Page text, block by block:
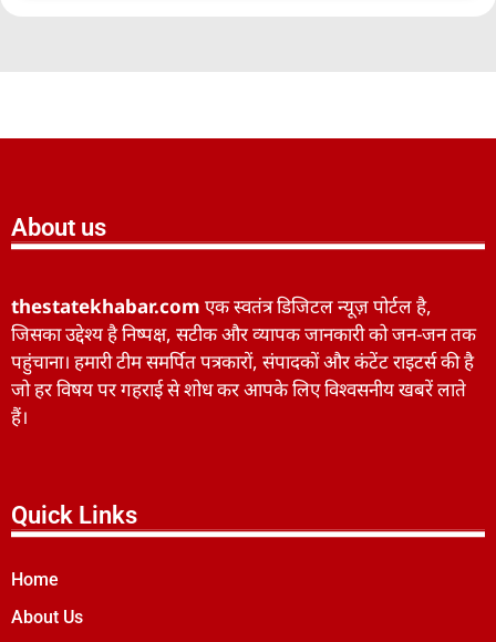
About us
thestatekhabar.com एक स्वतंत्र डिजिटल न्यूज़ पोर्टल है,
जिसका उद्देश्य है निष्पक्ष, सटीक और व्यापक जानकारी को जन-जन तक
पहुंचाना। हमारी टीम समर्पित पत्रकारों, संपादकों और कंटेंट राइटर्स की है
जो हर विषय पर गहराई से शोध कर आपके लिए विश्वसनीय खबरें लाते
हैं।
Quick Links
Home
About Us